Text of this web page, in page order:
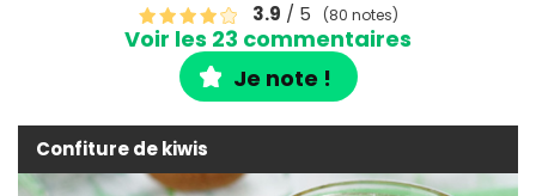
3.9 / 5 (80 notes)
Voir les 23 commentaires
Je note !
Confiture de kiwis